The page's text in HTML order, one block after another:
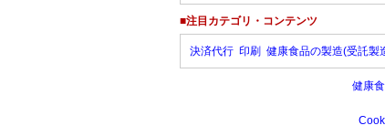
■注目カテゴリ・コンテンツ
決済代行 印刷 健康食品の製造(受託製
健康